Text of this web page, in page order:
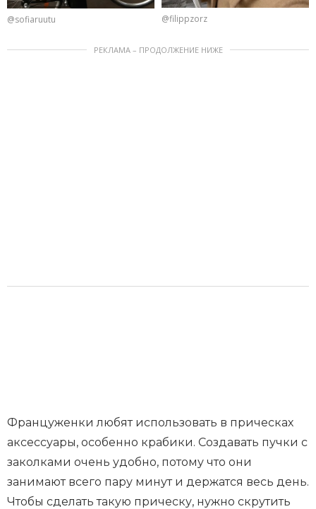
@sofiaruutu @filippzorz
РЕКЛАМА – ПРОДОЛЖЕНИЕ НИЖЕ
Француженки любят использовать в прическах
аксессуары, особенно крабики. Создавать пучки с
заколками очень удобно, потому что они
занимают всего пару минут и держатся весь день.
Чтобы сделать такую прическу, нужно скрутить